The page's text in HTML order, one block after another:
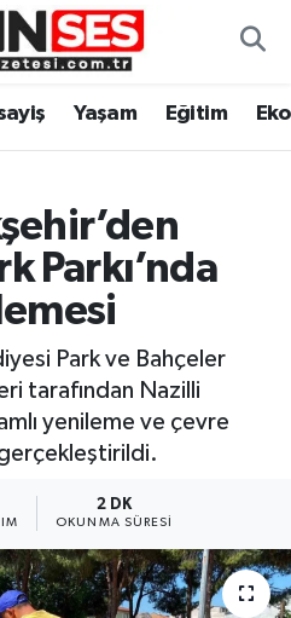
Yaşam Eğitim
Parkı’nda
Park ve Bahçeler
tarafından Nazilli
yenileme ve çevre
gerçekleştirildi.
2 DK
OKUNMA SÜRESI
Haritası